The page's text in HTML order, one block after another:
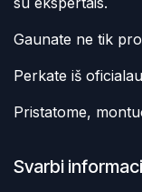
Gaunate ne tik
Perkate iš
Pristatome,
Svarbi